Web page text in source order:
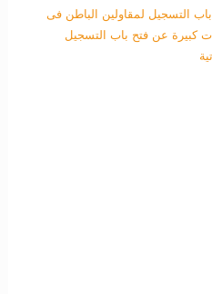
التسجيل لمقاولين الباطن فى
كبيرة عن فتح باب التسجيل